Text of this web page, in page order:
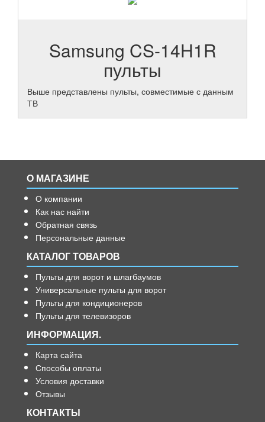
Samsung CS-14H1R
пульты
Выше представлены пульты, совместимые с данным
ТВ
О МАГАЗИНЕ
О компании
Как нас найти
Обратная связь
Персональные данные
КАТАЛОГ ТОВАРОВ
Пульты для ворот и шлагбаумов
Универсальные пульты для ворот
Пульты для кондиционеров
Пульты для телевизоров
ИНФОРМАЦИЯ.
Карта сайта
Способы оплаты
Условия доставки
Отзывы
КОНТАКТЫ